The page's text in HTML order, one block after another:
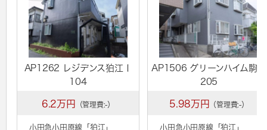
AP1262 レジデンス狛江Ⅰ
104
6.2万円 （管理費:-）
小田急小田原線「 狛江
」
AP1506 グリーンハイム駒井
205
5.98万円 （管理費:-）
小田急小田原線「狛江
」